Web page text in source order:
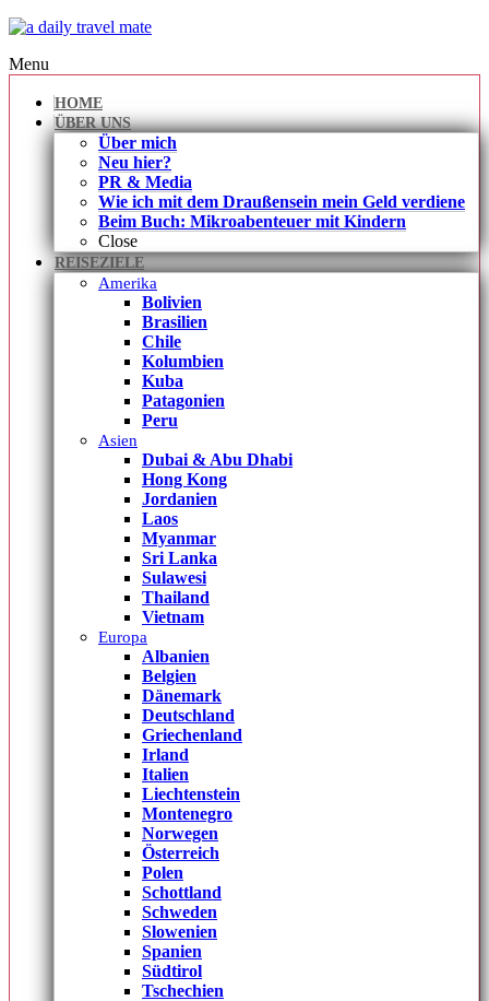
Menu
HOME
ÜBER UNS
Über mich
Neu hier?
PR & Media
Wie ich mit dem Draußensein mein Geld verdiene
Beim Buch: Mikroabenteuer mit Kindern
Close
REISEZIELE
Amerika
Bolivien
Brasilien
Chile
Kolumbien
Kuba
Patagonien
Peru
Asien
Dubai & Abu Dhabi
Hong Kong
Jordanien
Laos
Myanmar
Sri Lanka
Sulawesi
Thailand
Vietnam
Europa
Albanien
Belgien
Dänemark
Deutschland
Griechenland
Irland
Italien
Liechtenstein
Montenegro
Norwegen
Österreich
Polen
Schottland
Schweden
Slowenien
Spanien
Südtirol
Tschechien